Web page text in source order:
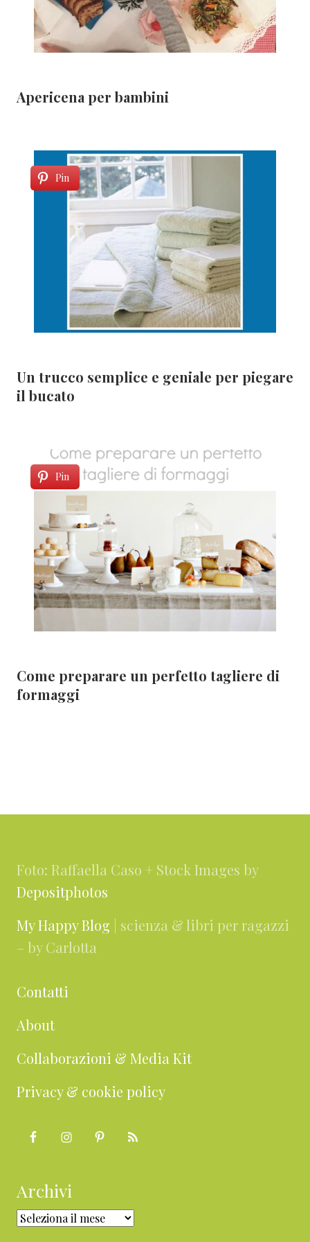
Apericena per bambini
Pin
Un trucco semplice e geniale per piegare
il bucato
Pin
Come preparare un perfetto tagliere di
formaggi
Foto: Raffaella Caso + Stock Images by
Depositphotos
My Happy Blog | scienza & libri per ragazzi
– by Carlotta
Contatti
About
Collaborazioni & Media Kit
Privacy & cookie policy
Archivi
Archivi